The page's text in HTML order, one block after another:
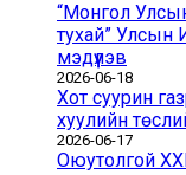
“Монгол
тухай” Улсын
мэдүүлэв
2026-06-18
Хот суурин
хуулийн
2026-06-17
Оюутолгой